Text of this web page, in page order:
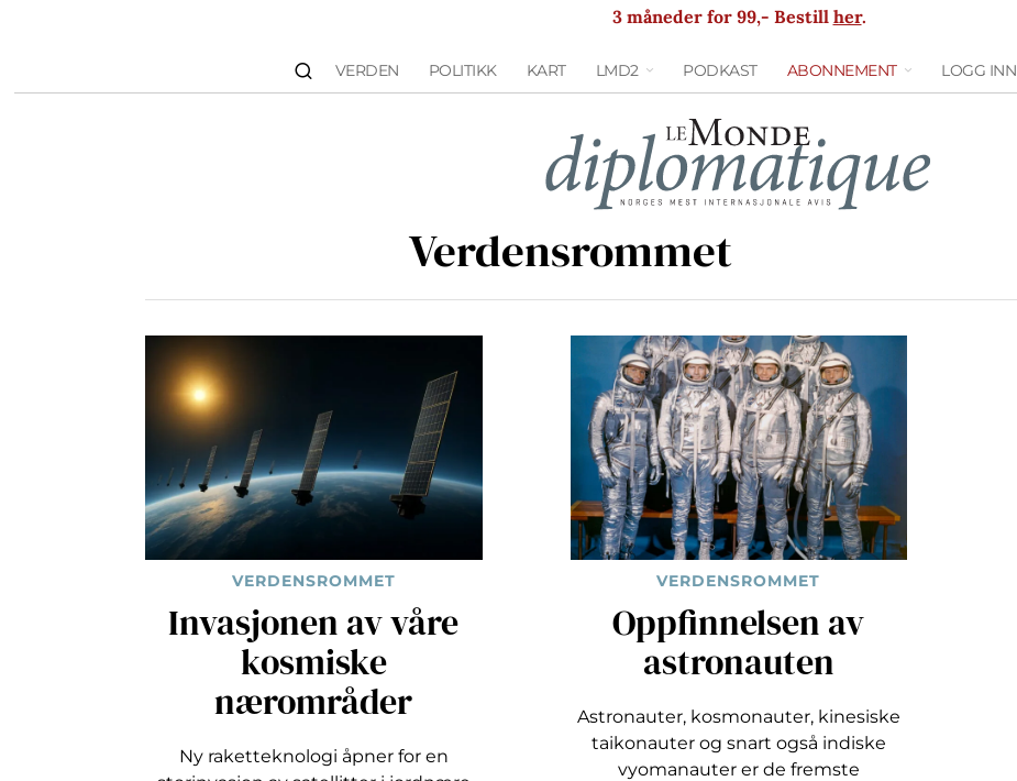
3 måneder for 99,- Bestill her.
VERDEN POLITIKK KART LMD2 PODKAST ABONNEMENT LOGG INN
Verdensrommet
VERDENSROMMET
Invasjonen av våre
kosmiske
nærområder
Ny raketteknologi åpner for en
VERDENSROMMET
Oppfinnelsen av
astronauten
Astronauter, kosmonauter, kinesiske
taikonauter og snart også indiske
vyomanauter er de fremste